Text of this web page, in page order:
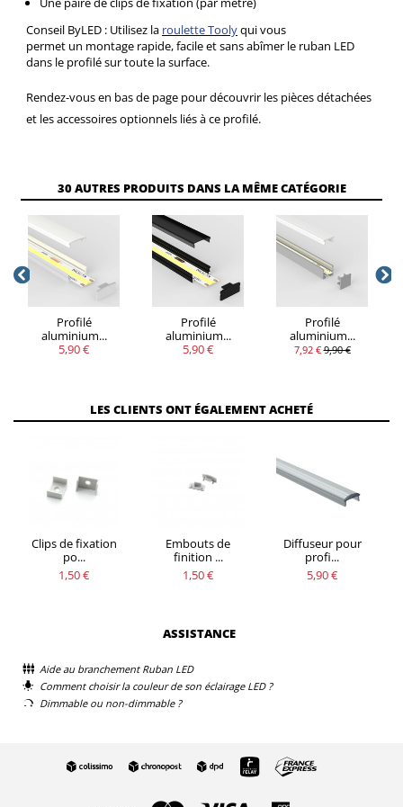
Conseil ByLED : Utilisez la roulette Toolyqui vous
permet un montage rapide, facile et sans abîmer le ruban LED
dans le profilé sur toute la surface.
Rendez-vous en bas de page pour découvrir les pièces détachées
et les accessoires optionnels liés à ce profilé.
QUANTITÉ REMISE
ÉCONOMISEZ
5
Jusqu'à 27,90
€
30 AUTRES PRODUITS DANS LA MÊME CATÉGORIE
Profilé
aluminium...
5,90 €
Profilé
aluminium...
5,90 €
Profilé
aluminium...
7,92 € 9,90 €
LES CLIENTS ONT ÉGALEMENT ACHETÉ
Clips de fixation
po...
1,50 €
Embouts de
finition ...
1,50 €
Diffuseur pour
profi...
5,90 €
ASSISTANCE
Aide au branchement Ruban LED
Comment choisir la couleur de son éclairage LED ?
Dimmable ou non-dimmable ?